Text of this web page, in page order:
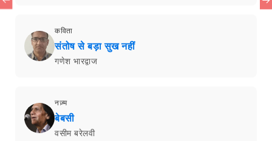
कविता
संतोष से बड़ा सुख नहीं
गणेश भारद्वाज
नज़्म
बेबसी
वसीम बरेलवी